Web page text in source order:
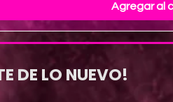
Agregar al
DE LO NUEVO!